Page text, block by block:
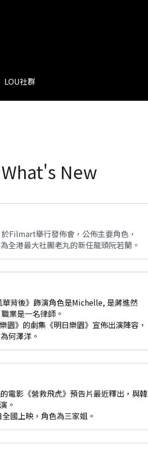
LOU社群
New
Filmart舉行發佈會，公佈主要角色，
全港最大社團老丸的新任龍頭阮若蘭。
背後》飾演角色是Michelle, 是蔣進然
業是一名律師。
園》的劇集《明日樂園》宣佈出演陣容，
何澤洋。
電影《營救飛虎》預告片最近釋出，與韓
。
國上映，角色為三家姐。